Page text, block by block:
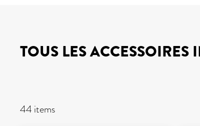
TOUS LES
FILTRES
44 items